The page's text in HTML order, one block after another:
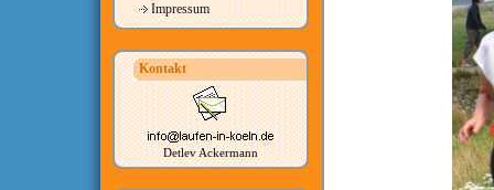
Impressum
Kontakt
Detlev Ackermann